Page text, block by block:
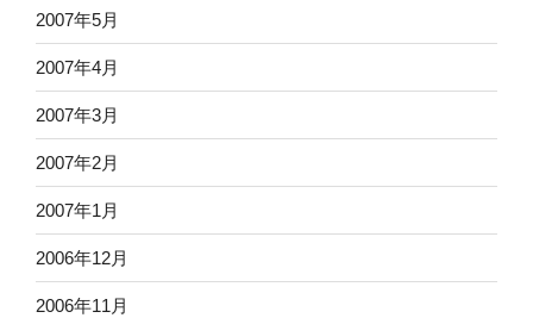
2007年5月
2007年4月
2007年3月
2007年2月
2007年1月
2006年12月
2006年11月